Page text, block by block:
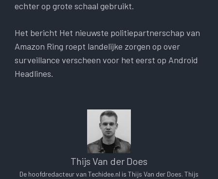
echter op grote schaal gebruikt.
Het bericht Het nieuwste politiepartnerschap van
Amazon Ring roept landelijke zorgen op over
surveillance verscheen voor het eerst op Android
Headlines.
Thijs Van der Does
De hoofdredacteur van Techidee.nl is Thijs Van der Does. Thijs